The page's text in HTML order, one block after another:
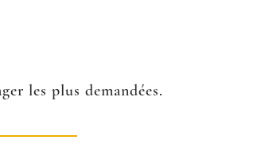
les plus demandées.